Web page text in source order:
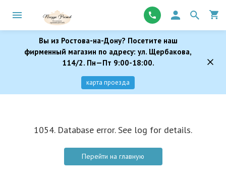
Вы из Ростова-на-Дону? Посетите наш
фирменный магазин по адресу: ул. Щербакова,
114/2. Пн—Пт 9:00-18:00.
карта проезда
1054. Database error. See log for details.
Перейти на главную